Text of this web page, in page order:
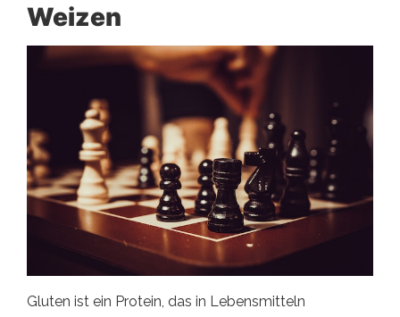
Weizen
Gluten ist ein Protein, das in Lebensmitteln